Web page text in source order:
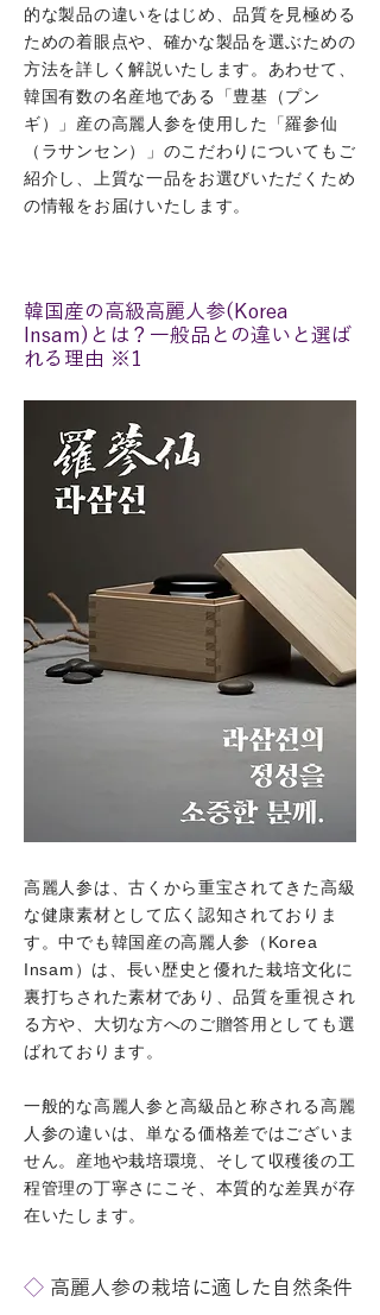
的な製品の違いをはじめ、品質を見極める
ための着眼点や、確かな製品を選ぶための
方法を詳しく解説いたします。あわせて、
韓国有数の名産地である「豊基（プン
ギ）」産の高麗人参を使用した「羅参仙
（ラサンセン）」のこだわりについてもご
紹介し、上質な一品をお選びいただくため
の情報をお届けいたします。
韓国産の高級高麗人参(Korea
Insam)とは？一般品との違いと選ば
れる理由 ※1
高麗人参は、古くから重宝されてきた高級
な健康素材として広く認知されておりま
す。中でも韓国産の高麗人参（Korea
Insam）は、長い歴史と優れた栽培文化に
裏打ちされた素材であり、品質を重視され
る方や、大切な方へのご贈答用としても選
ばれております。
一般的な高麗人参と高級品と称される高麗
人参の違いは、単なる価格差ではございま
せん。産地や栽培環境、そして収穫後の工
程管理の丁寧さにこそ、本質的な差異が存
在いたします。
◇ 高麗人参の栽培に適した自然条件